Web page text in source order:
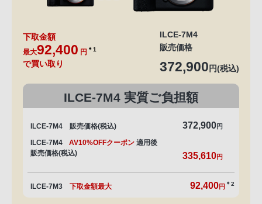
下取金額
最大92,400 円 ＊1
で買い取り
ILCE-7M4
販売価格
372,900円(税込)
ILCE-7M4 実質ご負担額
ILCE-7M4 販売価格(税込) 372,900円
ILCE-7M4AV10%OFFクーポン 適用後
販売価格(税込)
335,610円
ILCE-7M3下取金額最大 92,400円 ＊2